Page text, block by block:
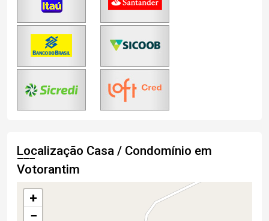
Localização Casa / Condomínio em
Votorantim
+
−